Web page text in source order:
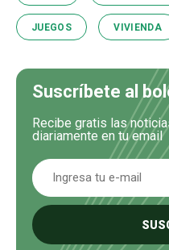
JUEGOS VIVIENDA
Suscríbete al
Recibe gratis las
diariamente en tu email